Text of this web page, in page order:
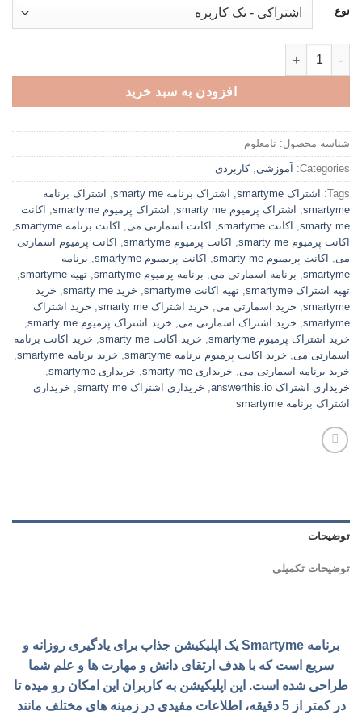
نوع
اکانت پرمیوم Smarty Me - یادگیری موضوعات مختلف عدد
افزودن به سبد خرید
شناسه محصول: نامعلوم
Categories: آموزشی,کاربردی
Tags: اشتراک smartyme , اشتراک برنامه smarty me ,
اشتراک برنامه
smartyme
, اشتراک پرمیوم smarty me , اشتراک پرمیوم smartyme , اکانت
smarty me
, اکانت smartyme , اکانت اسمارتی می, اکانت برنامه smartyme
,
اکانت پرمیوم smarty me
, اکانت پرمیوم smartyme , اکانت پرمیوم اسمارتی
می, اکانت پریمیوم smarty me , اکانت پریمیوم smartyme , برنامه
smartyme
, برنامه اسمارتی می, برنامه پرمیوم smartyme , تهیه smartyme
,
تهیه اشتراک smartyme
, تهیه اکانت smartyme , خرید smarty me , خرید
smartyme
, خرید اسمارتی می, خرید اشتراک smarty me , خرید اشتراک
smartyme
, خرید اشتراک اسمارتی می, خرید اشتراک پرمیوم smarty me
,
خرید اشتراک پرمیوم smartyme
, خرید اکانت smarty me , خرید اکانت برنامه
اسمارتی می, خرید اکانت پرمیوم برنامه smartyme , خرید برنامه smartyme
,
خرید برنامه اسمارتی می, خریداری smarty me , خریداری smartyme
,
خریداری اشتراک answerthis.io
, خریداری اشتراک smarty me , خریداری
اشتراک برنامه smartyme
توضیحات
توضیحات تکمیلی
برنامه Smartyme یک اپلیکیشن جذاب برای یادگیری روزانه و
سریع است که با هدف ارتقای دانش و مهارت ‌ها و علم شما
طراحی شده است. این اپلیکیشن به کاربران این امکان رو میده تا
در کمتر از 5 دقیقه، اطلاعات مفیدی در زمینه ‌های مختلف مانند